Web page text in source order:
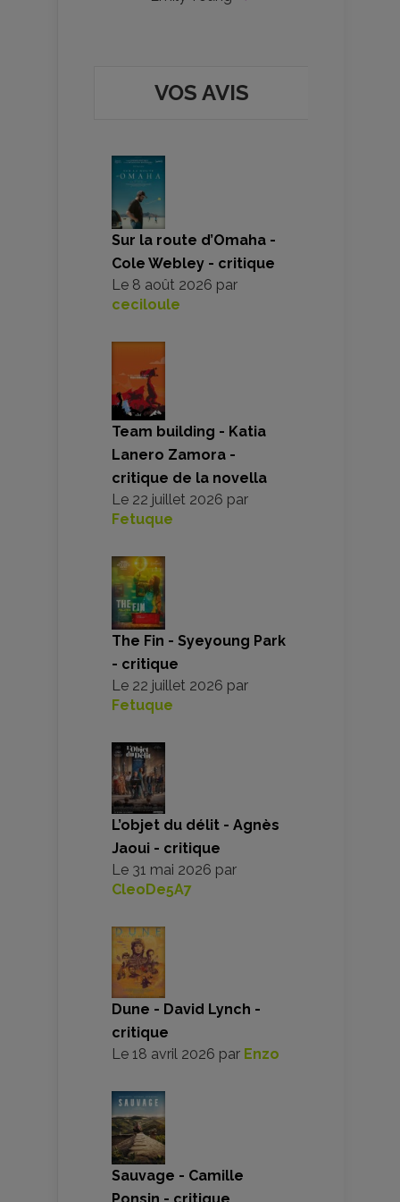
VOS AVIS
Sur la route d’Omaha -
Cole Webley - critique
Le 8 août 2026 par
ceciloule
Team building - Katia
Lanero Zamora -
critique de la novella
Le 22 juillet 2026 par
Fetuque
The Fin - Syeyoung Park
- critique
Le 22 juillet 2026 par
Fetuque
L’objet du délit - Agnès
Jaoui - critique
Le 31 mai 2026 par
CleoDe5A7
Dune - David Lynch -
critique
Le 18 avril 2026 par Enzo
Sauvage - Camille